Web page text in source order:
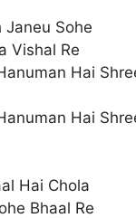
Janeu Sohe
Vishal Re
Hai
Hai
Hai Chola
Bhaal Re